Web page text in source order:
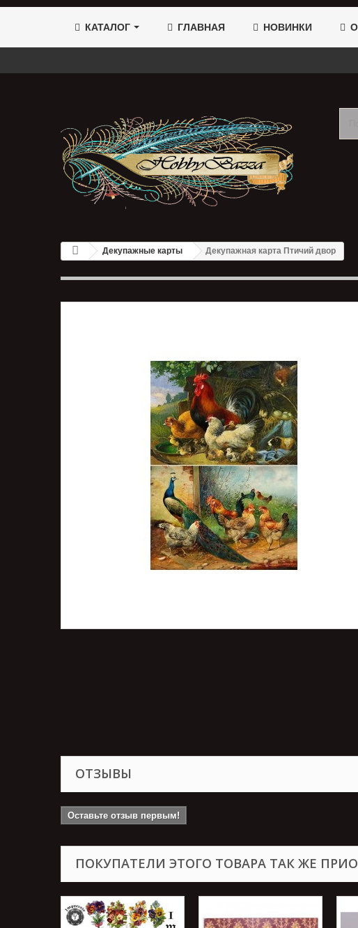
КАТАЛОГ ГЛАВНАЯ НОВИНКИ
Декупажные карты Декупажная карта Птичий двор
ОТЗЫВЫ
Оставьте отзыв первым!
ПОКУПАТЕЛИ ЭТОГО ТОВАРА ТАК ЖЕ